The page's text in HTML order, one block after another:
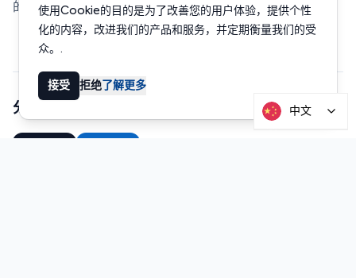
的加密之旅。.
分享这篇文章
使用Cookie的目的是为了改善您的用户体验，提供个性
化的内容，改进我们的产品和服务，并定期衡量我们的受
众。.
接受 拒绝 了解更多
中文